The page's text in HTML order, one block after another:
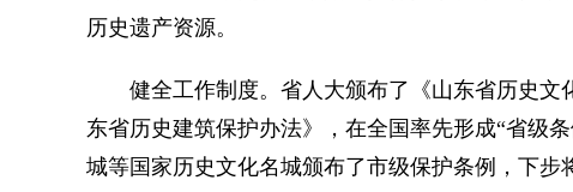
历史遗产资源。
健全工作制度。省人大颁布了《山东省历史文
东省历史建筑保护办法》，在全国率先形成“省级
城等国家历史文化名城颁布了市级保护条例，下